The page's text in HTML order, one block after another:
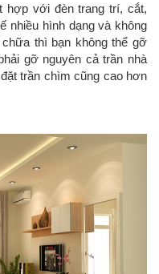
hợp với đèn trang trí, cắt,
nhiều hình dạng và không
thì bạn không thể gỡ
gỡ nguyên cả trần nhà
trần chìm cũng cao hơn